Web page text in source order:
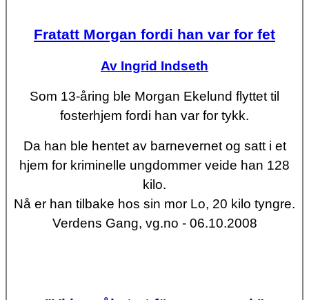
Fratatt Morgan fordi han var for fet
Av Ingrid Indseth
Som 13-åring ble Morgan Ekelund flyttet til
fosterhjem fordi han var for tykk.
Da han ble hentet av barnevernet og satt i et
hjem for kriminelle ungdommer veide han 128
kilo.
Nå er han tilbake hos sin mor Lo, 20 kilo tyngre.
Verdens Gang, vg.no - 06.10.2008